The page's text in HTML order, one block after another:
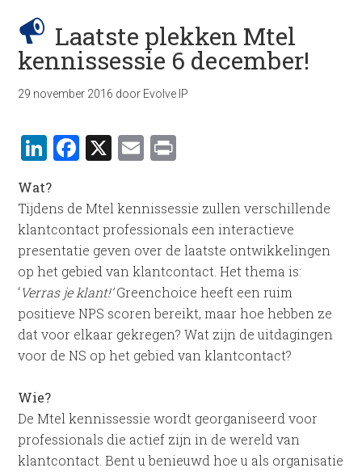
Laatste plekken Mtel
kennissessie 6 december!
29 november 2016 door Evolve IP
LinkedIn
Facebook
X Email
Wat?
Tijdens de Mtel kennissessie zullen verschillende
klantcontact professionals een interactieve
presentatie geven over de laatste ontwikkelingen
op het gebied van klantcontact. Het thema is:
‘Verras je klant!’Greenchoice heeft een ruim
positieve NPS scoren bereikt, maar hoe hebben ze
dat voor elkaar gekregen? Wat zijn de uitdagingen
voor de NS op het gebied van klantcontact?
Wie?
De Mtel kennissessie wordt georganiseerd voor
professionals die actief zijn in de wereld van
klantcontact. Bent u benieuwd hoe u als organisatie